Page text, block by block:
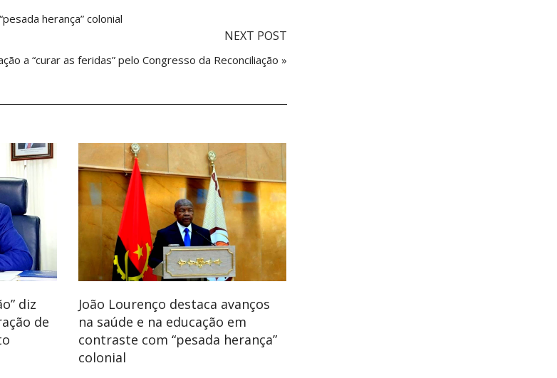
herança” colonial
NEXT POST
a “curar as feridas” pelo Congresso da Reconciliação »
diz
de
João Lourenço destaca avanços
na saúde e na educação em
contraste com “pesada herança”
colonial